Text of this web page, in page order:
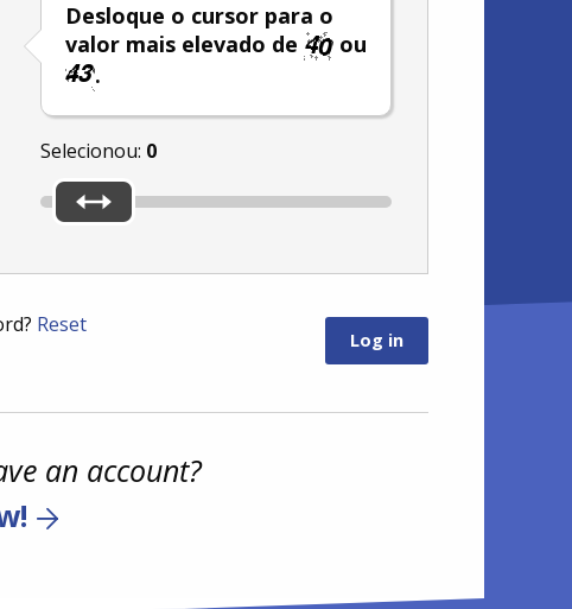
Desloque o cursor para o
valor mais elevado de
ou
.
Selecionou: 0
Reset
an account?